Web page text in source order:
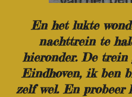
En het lukte
nachttrein te
hieronder. De trein
Eindhoven, ik ben
zelf wel. En probeer